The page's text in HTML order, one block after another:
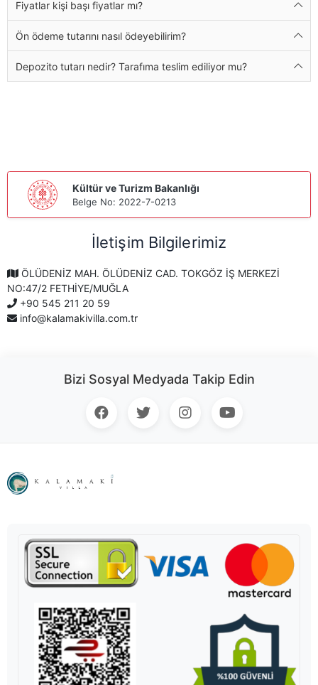
Fiyatlar kişi başı fiyatlar mı?
Ön ödeme tutarını nasıl ödeyebilirim?
Depozito tutarı nedir? Tarafıma teslim ediliyor mu?
Kültür ve Turizm Bakanlığı
Belge No: 2022-7-0213
İletişim Bilgilerimiz
ÖLÜDENİZ MAH. ÖLÜDENİZ CAD. TOKGÖZ İŞ MERKEZİ
NO:47/2 FETHİYE/MUĞLA
+90 545 211 20 59
info@kalamakivilla.com.tr
Bizi Sosyal Medyada Takip Edin